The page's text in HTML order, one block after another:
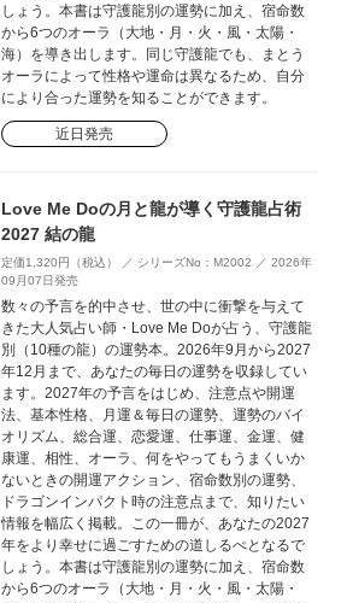
しょう。本書は守護龍別の運勢に加え、宿命数
から6つのオーラ（大地・月・火・風・太陽・
海）を導き出します。同じ守護龍でも、まとう
オーラによって性格や運命は異なるため、自分
により合った運勢を知ることができます。
近日発売
Love Me Doの月と龍が導く守護龍占術
2027 結の龍
定価1,320円（税込） ／ シリーズNo：M2002 ／ 2026年
09月07日発売
数々の予言を的中させ、世の中に衝撃を与えて
きた大人気占い師・Love Me Doが占う、守護龍
別（10種の龍）の運勢本。2026年9月から2027
年12月まで、あなたの毎日の運勢を収録してい
ます。2027年の予言をはじめ、注意点や開運
法、基本性格、月運＆毎日の運勢、運勢のバイ
オリズム、総合運、恋愛運、仕事運、金運、健
康運、相性、オーラ、何をやってもうまくいか
ないときの開運アクション、宿命数別の運勢、
ドラゴンインパクト時の注意点まで、知りたい
情報を幅広く掲載。この一冊が、あなたの2027
年をより幸せに過ごすための道しるべとなるで
しょう。本書は守護龍別の運勢に加え、宿命数
から6つのオーラ（大地・月・火・風・太陽・